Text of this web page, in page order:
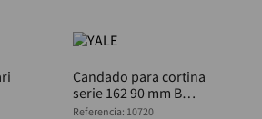
Candado para cortina
serie 162 90 mm B
YALE
Referencia: 10720